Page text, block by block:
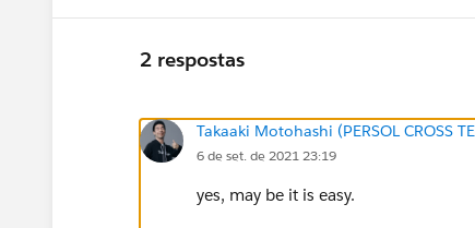
2 respostas
Takaaki Motohashi (PERSOL CROSS
6 de set. de 2021 23:19
yes, may be it is easy.